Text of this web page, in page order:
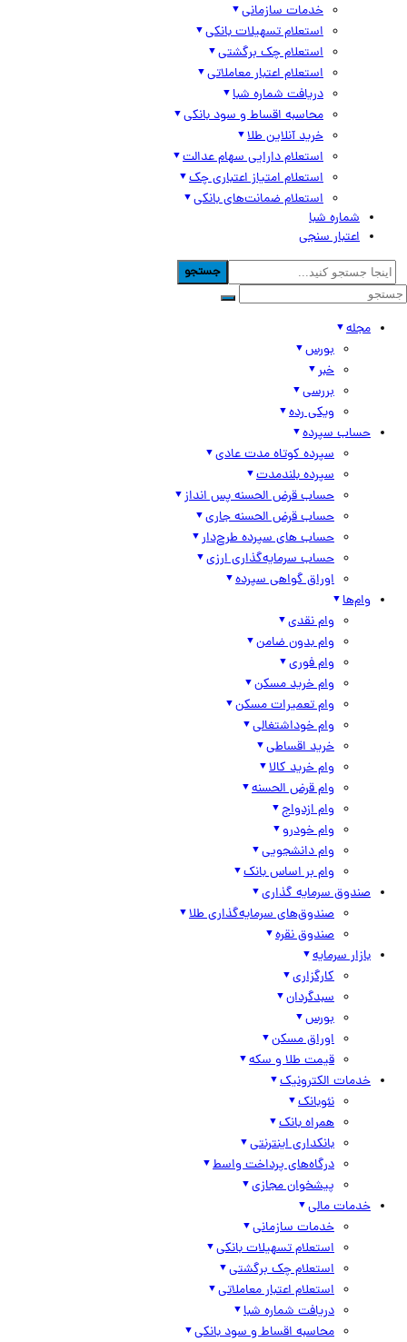
خدمات سازمانی
استعلام تسهیلات بانکی
استعلام چک برگشتی
استعلام اعتبار معاملاتی
دریافت شماره شبا
محاسبه اقساط و سود بانکی
خرید آنلاین طلا
استعلام دارایی سهام عدالت
استعلام امتیاز اعتباری چک
استعلام ضمانت‌های بانکی
شماره شبا
اعتبار سنجی
جستجو
مجله
بورس
خبر
بررسی
ویکی رده
حساب سپرده
سپرده کوتاه مدت عادی
سپرده بلندمدت
حساب قرض الحسنه پس انداز
حساب قرض الحسنه جاری
حساب های سپرده طرح‌دار
حساب سرمایه‌گذاری ارزی
اوراق گواهی سپرده
وام‌ها
وام نقدی
وام بدون ضامن
وام فوری
وام خرید مسکن
وام تعمیرات مسکن
وام خوداشتغالی
خرید اقساطی
وام خرید کالا
وام قرض الحسنه
وام ازدواج
وام خودرو
وام دانشجویی
وام بر اساس بانک
صندوق سرمایه گذاری
صندوق‌های سرمایه‌گذاری طلا
صندوق نقره
بازار سرمایه
کارگزاری
سبدگردان
بورس
اوراق مسکن
قیمت طلا و سکه
خدمات الکترونیک
نئوبانک
همراه بانک
بانکداری اینترنتی
درگاه‌های پرداخت واسط
پیشخوان مجازی
خدمات مالی
خدمات سازمانی
استعلام تسهیلات بانکی
استعلام چک برگشتی
استعلام اعتبار معاملاتی
دریافت شماره شبا
محاسبه اقساط و سود بانکی